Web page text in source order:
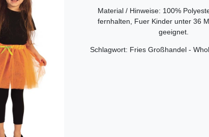
Material / Hinweise: 100%
fernhalten, Fuer Kinder unter 36
geeignet.
Schlagwort: Fries Großhandel -